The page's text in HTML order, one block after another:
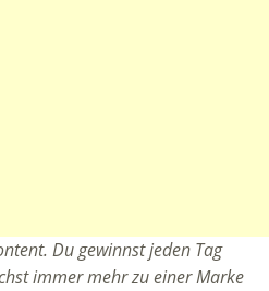
Du gewinnst jeden Tag
immer mehr zu einer Marke